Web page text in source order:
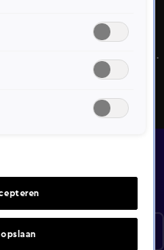
the Jungle uit seizoen 1
op 2 november, 21:30
is een Reality